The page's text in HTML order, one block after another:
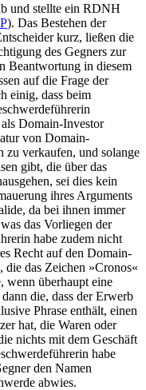
und stellte ein RDNH
). Das Bestehen der
kurz, ließen die
des Gegners zur
Beantwortung in diesem
auf die Frage der
einig, dass beim
Domain-Investor
von Domain-
zu verkaufen, und solange
gibt, die über das
sei dies kein
ihres Arguments
da bei ihnen immer
das Vorliegen der
habe zudem nicht
Recht auf den Domain-
die das Zeichen »Cronos«
wenn überhaupt eine
die, dass der Erwerb
Phrase enthält, einen
hat, die Waren oder
nichts mit dem Geschäft
habe
den Namen
abwies.